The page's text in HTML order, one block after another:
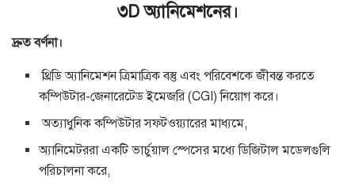
৩D অ্যানিমেশনের।
দ্রুত বর্ণনা।
থ্রিডি অ্যানিমেশন ত্রিমাত্রিক বস্তু এবং পরিবেশকে জীবন্ত করতে
কম্পিউটার-জেনারেটেড ইমেজরি (CGI) নিয়োগ করে।
অত্যাধুনিক কম্পিউটার সফ্টওয়্যারের মাধ্যমে,
অ্যানিমেটররা একটি ভার্চুয়াল স্পেসের মধ্যে ডিজিটাল মডেলগুলি
পরিচালনা করে,